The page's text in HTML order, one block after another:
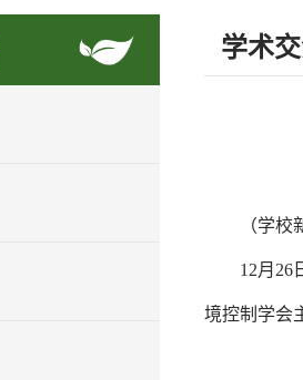
学术
（学
12月26
境控制学会